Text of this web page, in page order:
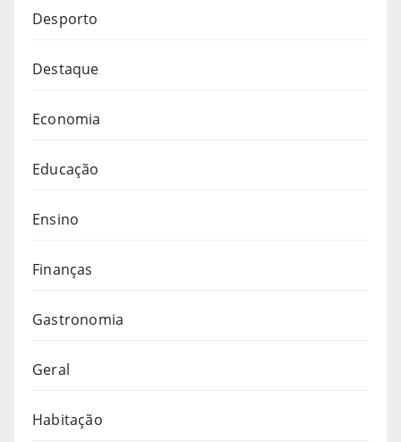
Desporto
Destaque
Economia
Educação
Ensino
Finanças
Gastronomia
Geral
Habitação